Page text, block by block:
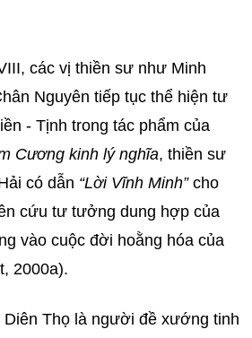
các vị thiền sư như Minh
Nguyên tiếp tục thể hiện tư
- Tịnh trong tác phẩm của
Cương kinh lý nghĩa, thiền sư
có dẫn “Lời Vĩnh Minh”cho
cứu tư tưởng dung hợp của
vào cuộc đời hoằng hóa của
2000a).
Thọ là người đề xướng tinh